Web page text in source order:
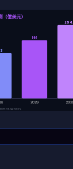
億美元）
191
2029
CAGR 33.6%